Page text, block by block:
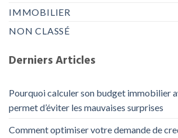
IMMOBILIER
NON CLASSÉ
Derniers Articles
Pourquoi calculer son budget immobilier
permet d’éviter les mauvaises surprises
Comment optimiser votre demande de